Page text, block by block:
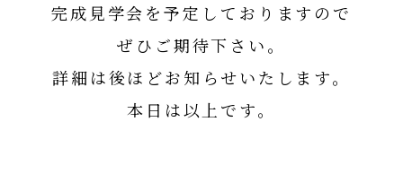
完成見学会を予定しておりますので
ぜひご期待下さい。
詳細は後ほどお知らせいたします。
本日は以上です。